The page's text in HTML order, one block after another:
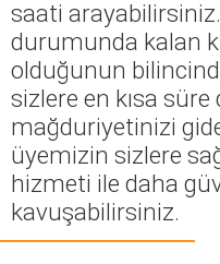
saati
durumunda kalan
olduğunun
sizlere en kısa süre
mağduriyetinizi
üyemizin sizlere
hizmeti ile daha
kavuşabilirsiniz.